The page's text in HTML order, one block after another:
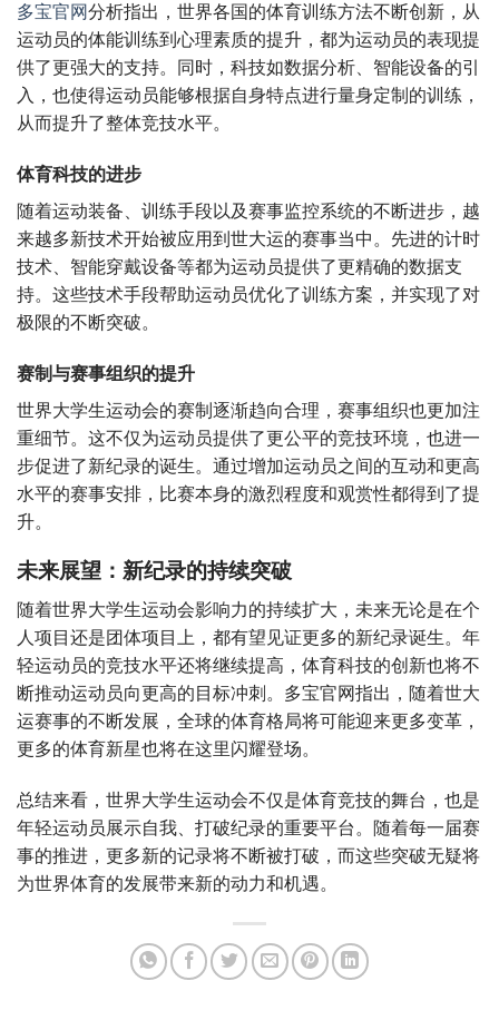
多宝官网分析指出，世界各国的体育训练方法不断创新，从
运动员的体能训练到心理素质的提升，都为运动员的表现提
供了更强大的支持。同时，科技如数据分析、智能设备的引
入，也使得运动员能够根据自身特点进行量身定制的训练，
从而提升了整体竞技水平。
体育科技的进步
随着运动装备、训练手段以及赛事监控系统的不断进步，越
来越多新技术开始被应用到世大运的赛事当中。先进的计时
技术、智能穿戴设备等都为运动员提供了更精确的数据支
持。这些技术手段帮助运动员优化了训练方案，并实现了对
极限的不断突破。
赛制与赛事组织的提升
世界大学生运动会的赛制逐渐趋向合理，赛事组织也更加注
重细节。这不仅为运动员提供了更公平的竞技环境，也进一
步促进了新纪录的诞生。通过增加运动员之间的互动和更高
水平的赛事安排，比赛本身的激烈程度和观赏性都得到了提
升。
未来展望：新纪录的持续突破
随着世界大学生运动会影响力的持续扩大，未来无论是在个
人项目还是团体项目上，都有望见证更多的新纪录诞生。年
轻运动员的竞技水平还将继续提高，体育科技的创新也将不
断推动运动员向更高的目标冲刺。多宝官网指出，随着世大
运赛事的不断发展，全球的体育格局将可能迎来更多变革，
更多的体育新星也将在这里闪耀登场。
总结来看，世界大学生运动会不仅是体育竞技的舞台，也是
年轻运动员展示自我、打破纪录的重要平台。随着每一届赛
事的推进，更多新的记录将不断被打破，而这些突破无疑将
为世界体育的发展带来新的动力和机遇。